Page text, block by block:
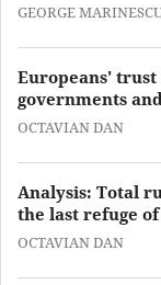
GEORGE
Europeans'
governments
OCTAVIAN DAN
Analysis: Total
the last refuge
OCTAVIAN DAN